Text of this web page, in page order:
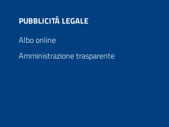
PUBBLICITÀ LEGALE
Albo online
Amministrazione trasparente